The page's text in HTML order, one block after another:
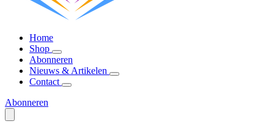
Home
Shop
Abonneren
Nieuws & Artikelen
Contact
Abonneren